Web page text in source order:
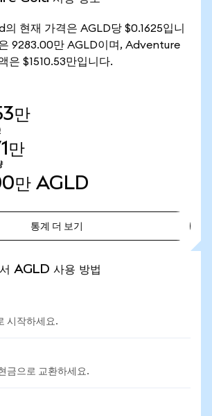
현재 가격은 AGLD당 $0.1625입니
9283.00만 AGLD이며, Adventure
은 $1510.53만입니다.
만
만
만 AGLD
통계 더 보기
AGLD 사용 방법
시작하세요.
금으로 교환하세요.